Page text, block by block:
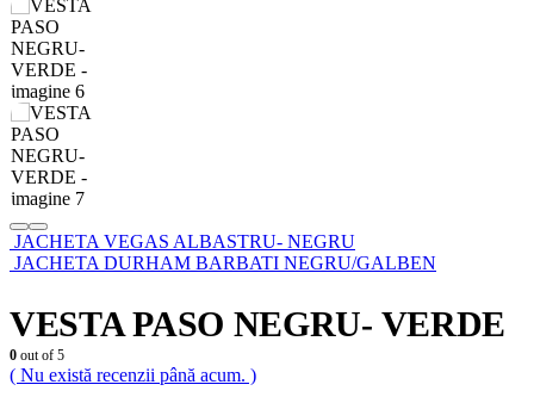
JACHETA VEGAS ALBASTRU- NEGRU
JACHETA DURHAM BARBATI NEGRU/GALBEN
VESTA PASO NEGRU- VERDE
0 out of 5
( Nu există recenzii până acum. )